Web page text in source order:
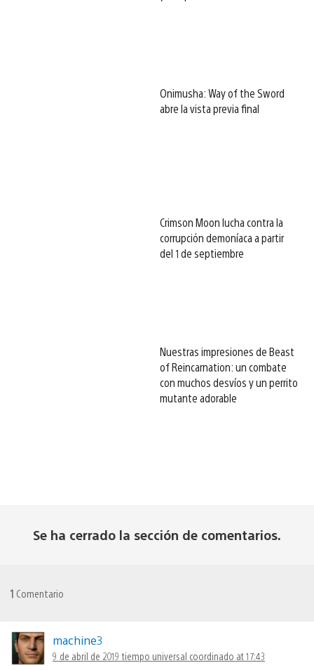
Onimusha: Way of the Sword
abre la vista previa final
Crimson Moon lucha contra la
corrupción demoníaca a partir
del 1 de septiembre
Nuestras impresiones de Beast
of Reincarnation: un combate
con muchos desvíos y un perrito
mutante adorable
Se ha cerrado la sección de comentarios.
1 Comentario
machine3
9 de abril de 2019 tiempo universal coordinado at 17:43